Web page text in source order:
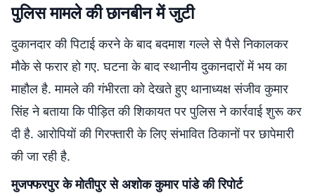
पुलिस मामले की छानबीन में जुटी
दुकानदार की पिटाई करने के बाद बदमाश गल्ले से पैसे निकालकर
मौके से फरार हो गए. घटना के बाद स्थानीय दुकानदारों में भय का
माहौल है. मामले की गंभीरता को देखते हुए थानाध्यक्ष संजीव कुमार
सिंह ने बताया कि पीड़ित की शिकायत पर पुलिस ने कार्रवाई शुरू कर
दी है. आरोपियों की गिरफ्तारी के लिए संभावित ठिकानों पर छापेमारी
की जा रही है.
मुजफ्फरपुर के मोतीपुर से अशोक कुमार पांडे की रिपोर्ट